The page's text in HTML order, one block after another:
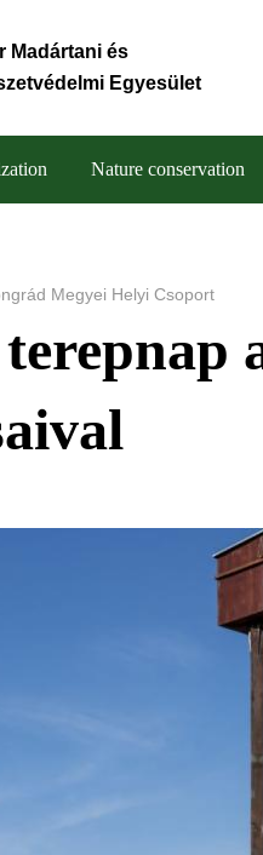
Madártani és
Egyesület
Nature conservation
Megyei Helyi Csoport